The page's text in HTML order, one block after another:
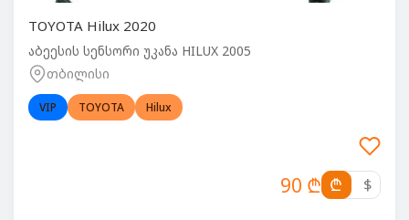
TOYOTA Hilux 2020
აბეესის სენსორი უკანა HILUX 2005
თბილისი
VIP TOYOTA Hilux
90 ₾ ₾ $